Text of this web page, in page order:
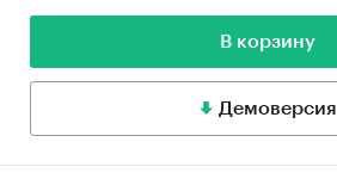
В корзину
Демоверсия